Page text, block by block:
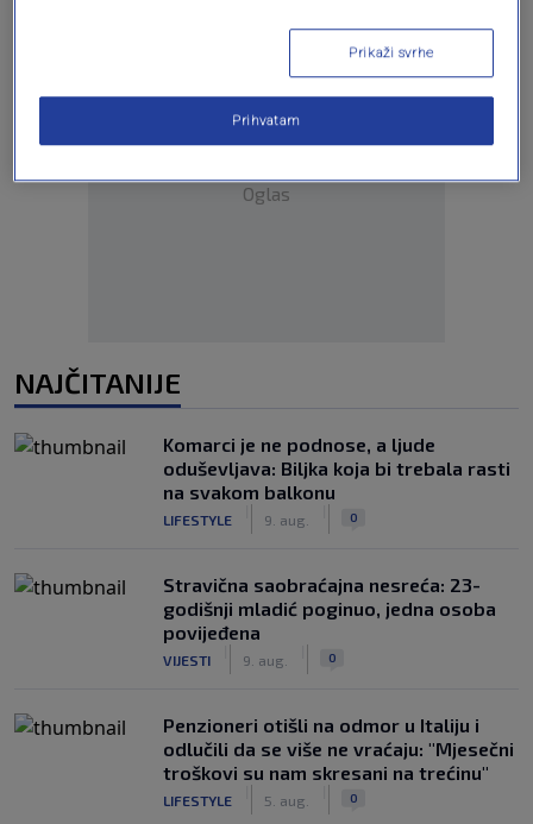
Oglas
NAJČITANIJE
Komarci je ne podnose, a ljude
oduševljava: Biljka koja bi trebala rasti
na svakom balkonu
LIFESTYLE 9. aug. 0
Stravična saobraćajna nesreća: 23-
godišnji mladić poginuo, jedna osoba
povijeđena
VIJESTI 9. aug. 0
Penzioneri otišli na odmor u Italiju i
odlučili da se više ne vraćaju: "Mjesečni
troškovi su nam skresani na trećinu"
LIFESTYLE 5. aug. 0
Prikaži svrhe
Prihvatam